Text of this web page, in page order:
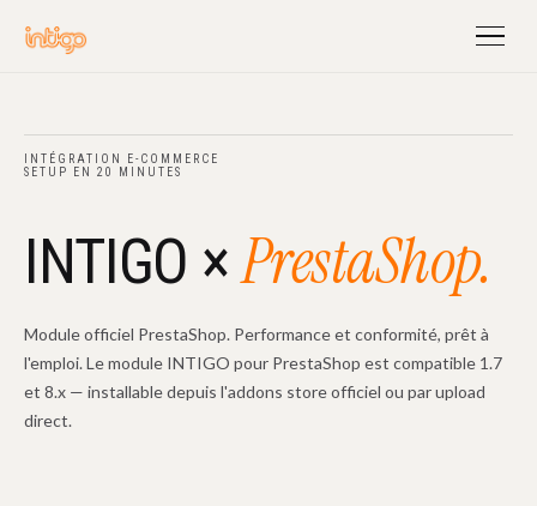
INTÉGRATION E-COMMERCE
SETUP EN 20 MINUTES
INTIGO ×PrestaShop.
Module officiel PrestaShop. Performance et conformité, prêt à
l'emploi. Le module INTIGO pour PrestaShop est compatible 1.7
et 8.x — installable depuis l'addons store officiel ou par upload
direct.